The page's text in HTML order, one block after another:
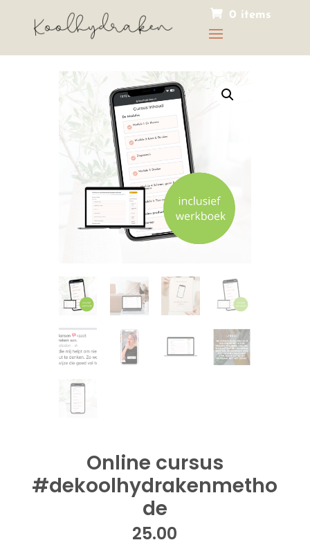
0 items
Online cursus
#dekoolhydrakenmetho
de
25.00